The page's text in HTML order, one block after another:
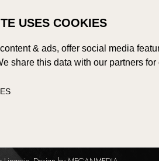
lingerie.nl
USES COOKIES
& ads, offer social media
share this data with our partners